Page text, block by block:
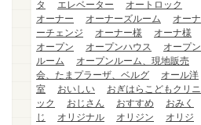
タ
エレベーター
オートロック
オーナー
オーナーズルーム
オーナ
ーチェンジ
オーナー様
オーナ様
オープン
オープンハウス
オープン
ルーム
オープンルーム、現地販売
会、たまプラーザ、ベルグ
オール洋
室
おいしい
おぎはらこどもクリニ
ック
おじさん おすすめ
おみく
じ
オリジナル オリジン
オリジ